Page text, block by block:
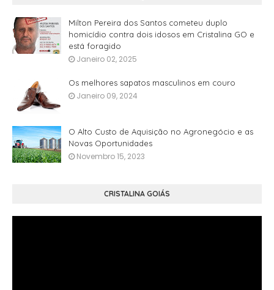
Milton Pereira dos Santos cometeu duplo
homicídio contra dois idosos em Cristalina GO e
está foragido
Janeiro 02, 2025
Os melhores sapatos masculinos em couro
Janeiro 09, 2024
O Alto Custo de Aquisição no Agronegócio e as
Novas Oportunidades
Novembro 15, 2023
CRISTALINA GOIÁS